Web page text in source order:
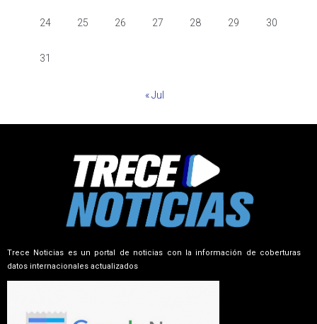
24 25 26 27 28 29 30
31
« Jul
Trece Noticias es un portal de noticias con la información de coberturas
datos internacionales actualizados